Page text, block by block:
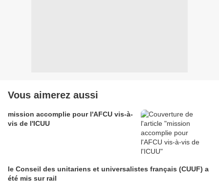
Vous aimerez aussi
mission accomplie pour l'AFCU vis-à-
vis de l'ICUU
le Conseil des unitariens et universalistes français (CUUF) a
été mis sur rail